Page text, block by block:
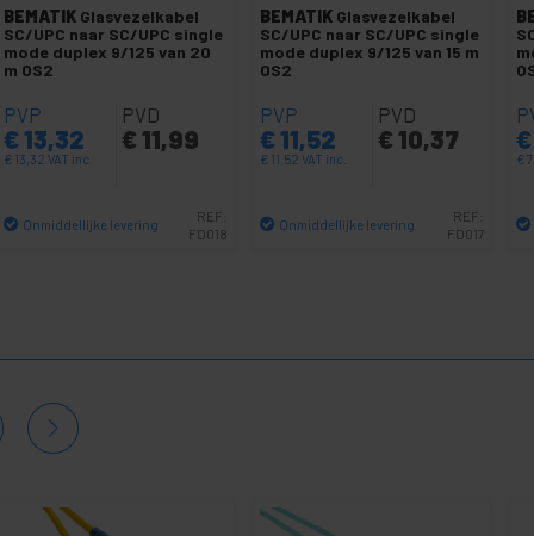
BEMATIK Glasvezelkabel
SC/UPC naar SC/UPC single
mode duplex 9/125 van 20
m OS2
PVP
€ 13,32
€ 13,32 VAT inc.
PVD
€ 11,99
Onmiddellijke levering
REF:
FD018
BEMATIK Glasvezelkabel
SC/UPC naar SC/UPC single
mode duplex 9/125 van 15 m
OS2
PVP
€ 11,52
€ 11,52 VAT inc.
PVD
€ 10,37
Onmiddellijke levering
REF:
FD017
€
€